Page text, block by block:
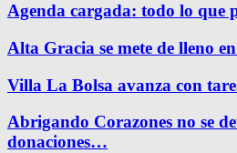
Agenda cargada: todo lo que
Alta Gracia se mete de lleno
Villa La Bolsa avanza con
Abrigando Corazones no se
donaciones…